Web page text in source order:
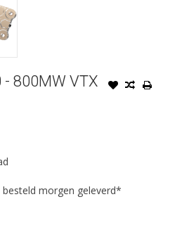
- 800MW VTX
besteld morgen geleverd*